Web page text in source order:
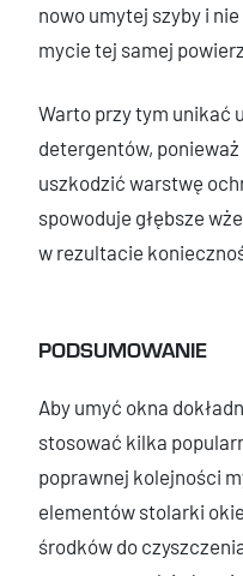
nowo umytej szyby i
mycie tej samej
Warto przy tym unikać
detergentów,
uszkodzić warstwę
spowoduje głębsze
w rezultacie
PODSUMOWANIE
Aby umyć okna
stosować kilka
poprawnej kolejności
elementów stolarki
środków do